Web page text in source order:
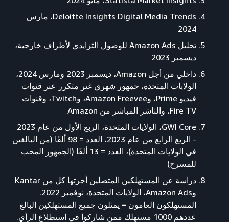
Deloitte Insights Digital Media Trends، مارس
2024
تحليل Amazon Ads للوصول التزايدي لأطراف خارجية،
ديسمبر 2023
داخلي من أجل Amazon، ديسمبر 2023 ومارس 2024،
الولايات المتحدة، جمهور شهري غير متكرر عبر قنوات
فيديو Prime، وAmazon Freevee، وTwitch، وقنوات
Fire TV، والناشر المباشر من Amazon
GWI Core، الولايات المتحدة، الربع الأول من عام 2023
- الربع الرابع من عام 2023، العدد = 98 ألفًا (من البالغين
في الولايات المتحدة)، العدد = 13 ألفًا (الجمهور المحب
للمسرح)
دراسة عن المستهلكين المتصلين أجرتها كل من Kantar
وAmazon Ads، الولايات المتحدة، نوفمبر 2022.
المستهلكون العامون = يمثلون جميع المستهلكين البالغ
عددهم 1000 مستهلك ممن شاركوا في استطلاع الرأي.